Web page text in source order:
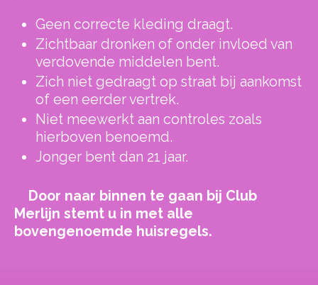
Geen correcte kleding draagt.
Zichtbaar dronken of onder invloed van
verdovende middelen bent.
Zich niet gedraagt op straat bij aankomst
of een eerder vertrek.
Niet meewerkt aan controles zoals
hierboven benoemd.
Jonger bent dan 21 jaar.
Door naar binnen te gaan bij Club
Merlijn stemt u in met alle
bovengenoemde huisregels.